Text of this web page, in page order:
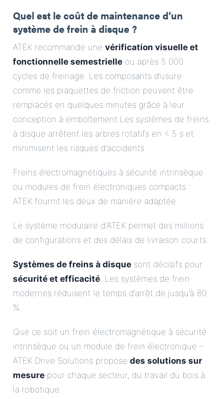
Quel est le coût de maintenance d’un
système de frein à disque ?
ATEK recommande une vérification visuelle et
fonctionnelle semestrielle ou après 5 000
cycles de freinage. Les composants d’usure
comme les plaquettes de friction peuvent être
remplacés en quelques minutes grâce à leur
conception à emboîtement.Les systèmes de freins
à disque arrêtent les arbres rotatifs en < 5 s et
minimisent les risques d'accidents.
Freins électromagnétiques à sécurité intrinsèque
ou modules de frein électroniques compacts :
ATEK fournit les deux de manière adaptée.
Le système modulaire d'ATEK permet des millions
de configurations et des délais de livraison courts.
Systèmes de freins à disque sont décisifs pour
sécurité et efficacité. Les systèmes de frein
modernes réduisent le temps d’arrêt de jusqu’à 80
%.
Que ce soit un frein électromagnétique à sécurité
intrinsèque ou un module de frein électronique –
ATEK Drive Solutions propose des solutions sur
mesure pour chaque secteur, du travail du bois à
la robotique.